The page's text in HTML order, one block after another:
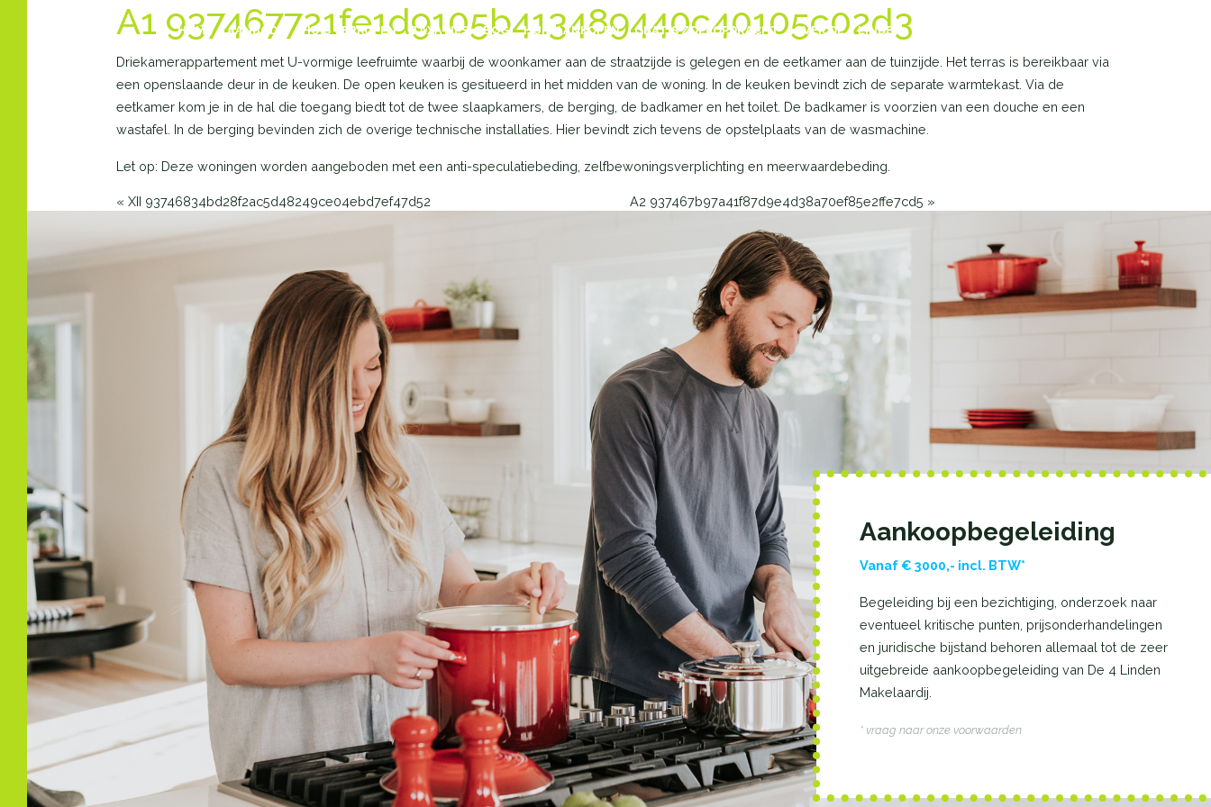
HOME AANBOD HUIS VERKOPEN TAXATIES BOG HUIS AANKOPEN GRATIS ZOEKOPDRACHT OVER DE 4 LINDEN
A1 937467721fe1d9105b413489440c40105c02d3
Driekamerappartement met U-vormige leefruimte waarbij de woonkamer aan de straatzijde is gelegen en de eetkamer aan de tuinzijde. Het terras is bereikbaar via
een openslaande deur in de keuken. De open keuken is gesitueerd in het midden van de woning. In de keuken bevindt zich de separate warmtekast. Via de
eetkamer kom je in de hal die toegang biedt tot de twee slaapkamers, de berging, de badkamer en het toilet. De badkamer is voorzien van een douche en een
wastafel. In de berging bevinden zich de overige technische installaties. Hier bevindt zich tevens de opstelplaats van de wasmachine.
Let op: Deze woningen worden aangeboden met een anti-speculatiebeding, zelfbewoningsverplichting en meerwaardebeding.
« XII 93746834bd28f2ac5d48249ce04ebd7ef47d52 A2 937467b97a41f87d9e4d38a70ef85e2ffe7cd5 »
Aankoopbegeleiding
Vanaf € 3000,- incl. BTW*
Begeleiding bij een bezichtiging, onderzoek naar
eventueel kritische punten, prijsonderhandelingen
en juridische bijstand behoren allemaal tot de zeer
uitgebreide aankoopbegeleiding van De 4 Linden
Makelaardij.
* vraag naar onze voorwaarden